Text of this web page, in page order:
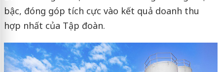
bậc, đóng góp tích cực vào kết quả doanh thu
hợp nhất của Tập đoàn.